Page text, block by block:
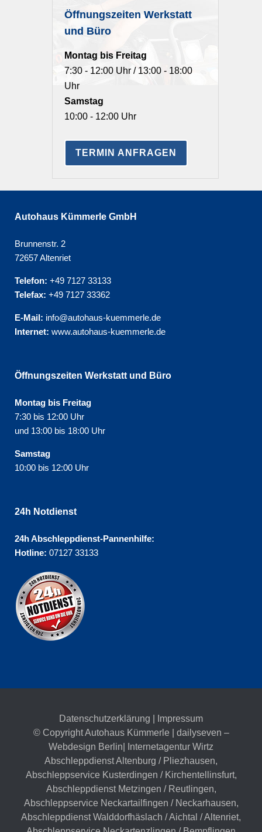
Öffnungszeiten Werkstatt
und Büro
Montag bis Freitag
7:30 - 12:00 Uhr / 13:00 - 18:00
Uhr
Samstag
10:00 - 12:00 Uhr
TERMIN ANFRAGEN
Autohaus Kümmerle GmbH
Brunnenstr. 2
72657 Altenriet
Telefon: +49 7127 33133
Telefax: +49 7127 33362
E-Mail: info@autohaus-kuemmerle.de
Internet: www.autohaus-kuemmerle.de
Öffnungszeiten Werkstatt und Büro
Montag bis Freitag
7:30 bis 12:00 Uhr
und 13:00 bis 18:00 Uhr
Samstag
10:00 bis 12:00 Uhr
24h Notdienst
24h Abschleppdienst-Pannenhilfe:
Hotline: 07127 33133
Datenschutzerklärung
Impressum
© Copyright Autohaus Kümmerle | dailyseven –
Webdesign Berlin | Internetagentur Wirtz
Abschleppdienst Altenburg / Pliezhausen,
Abschleppservice Kusterdingen / Kirchentellinsfurt,
Abschleppdienst Metzingen / Reutlingen,
Abschleppservice Neckartailfingen / Neckarhausen,
Abschleppdienst Walddorfhäslach / Aichtal / Altenriet,